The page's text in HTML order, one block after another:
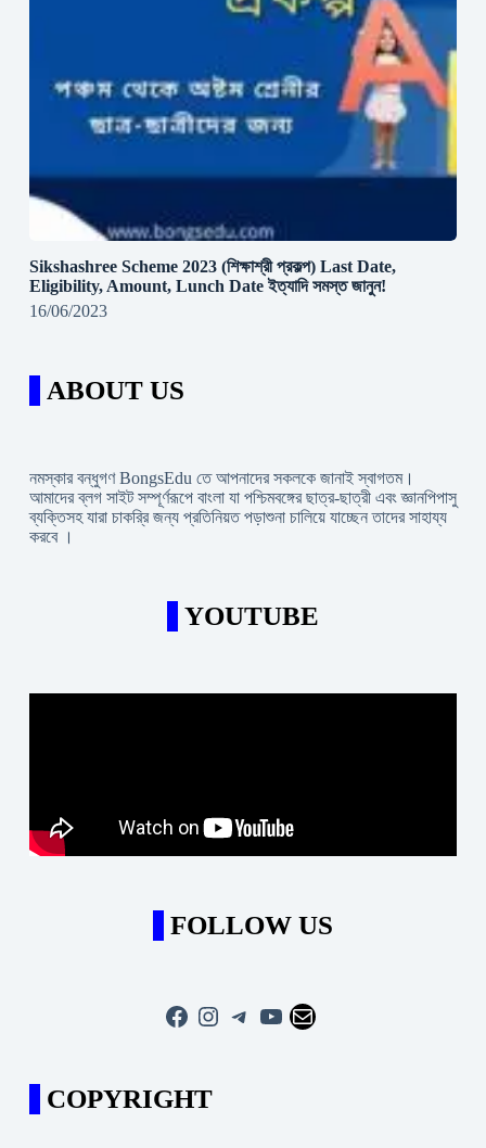
Sikshashree Scheme 2023 (শিক্ষাশ্রী প্রকল্প) Last Date,
Eligibility, Amount, Lunch Date ইত্যাদি সমস্ত জানুন!
16/06/2023
ABOUT US
নমস্কার বন্ধুগণ BongsEdu তে আপনাদের সকলকে জানাই স্বাগতম।
আমাদের ব্লগ সাইট সম্পূর্ণরূপে বাংলা যা পশ্চিমবঙ্গের ছাত্র-ছাত্রী এবং জ্ঞানপিপাসু
ব্যক্তিসহ যারা চাকরি্র জন্য প্রতিনিয়ত পড়াশুনা চালিয়ে যাচ্ছেন তাদের সাহায্য
করবে ।
YOUTUBE
FOLLOW US
Facebook
Instagram
Telegram
YouTube
Mail
COPYRIGHT